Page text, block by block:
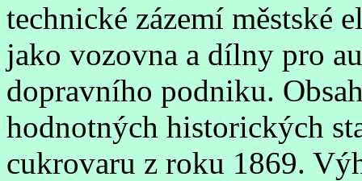
technické zázemí městské
jako vozovna a dílny pro
dopravního podniku.
hodnotných historických
cukrovaru z roku 1869.